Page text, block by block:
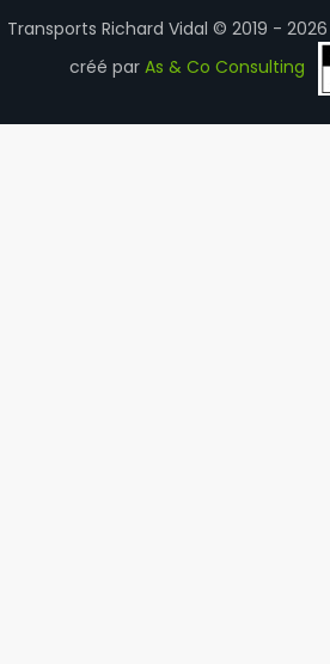
Transports Richard Vidal © 2019 - 2026
créé par As & Co Consulting